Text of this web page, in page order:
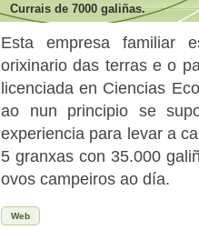
Currais de 7000 galiñas.
Esta empresa familiar
orixinario das terras e o
licenciada en Ciencias
ao nun principio se
experiencia para levar a
5 granxas con 35.000
ovos campeiros ao día.
Web